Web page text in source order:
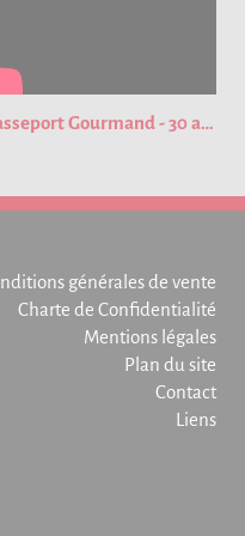
Passeport Gourmand - 30 ans de bons plans
générales de vente
Charte de Confidentialité
Mentions légales
Plan du site
Contact
Liens